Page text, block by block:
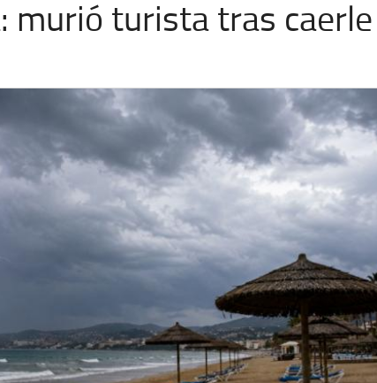
murió turista tras caerle